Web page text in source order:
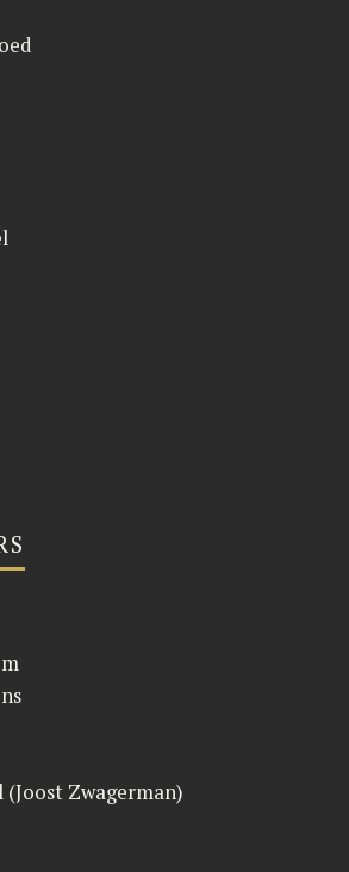
Zwagerman)